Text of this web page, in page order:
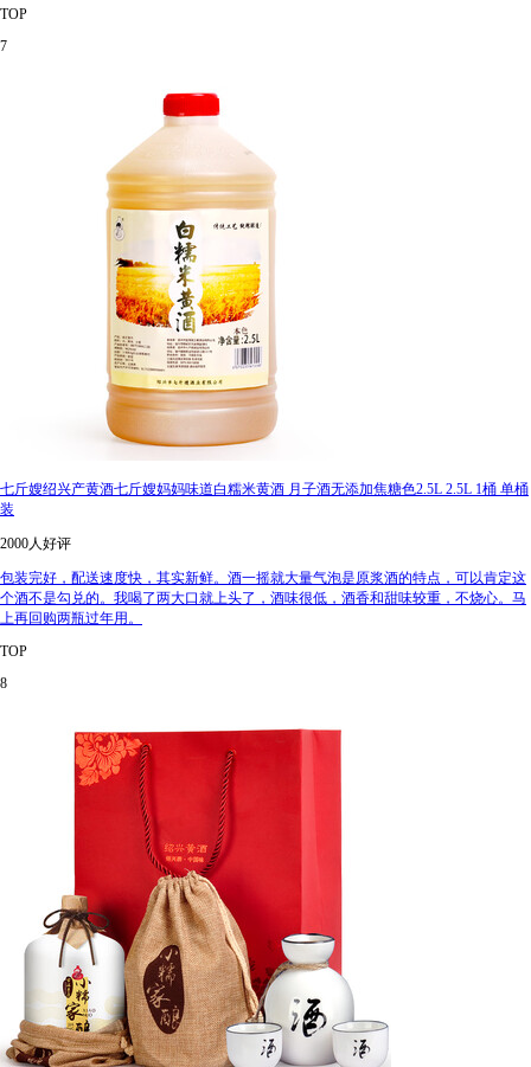
TOP
7
七斤嫂绍兴产黄酒七斤嫂妈妈味道白糯米黄酒 月子酒无添加焦糖色2.5L 2.5L 1桶 单桶
装
2000人好评
包装完好，配送速度快，其实新鲜。酒一摇就大量气泡是原浆酒的特点，可以肯定这
个酒不是勾兑的。我喝了两大口就上头了，酒味很低，酒香和甜味较重，不烧心。马
上再回购两瓶过年用。
TOP
8